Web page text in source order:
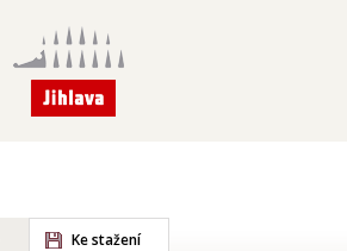
Ke stažení